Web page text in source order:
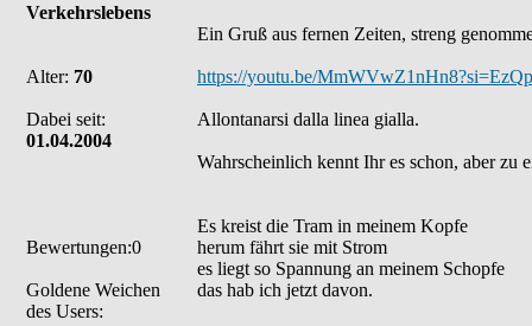
Verkehrslebens
Alter: 70
Dabei seit:
01.04.2004
Bewertungen:0
Goldene Weichen
des Users:
Ein Gruß aus fernen Zeiten, streng
https://youtu.be/
Allontanarsi dalla linea gialla.
Wahrscheinlich kennt Ihr es schon, aber zu
Es kreist die Tram in meinem Kopfe
herum fährt sie mit Strom
es liegt so Spannung an meinem Schopfe
das hab ich jetzt davon.